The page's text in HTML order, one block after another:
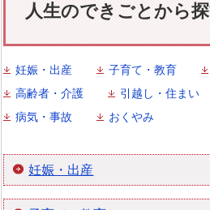
人生のできごとから
妊娠・出産 子育て・教育
高齢者・介護
引越し・住まい
病気・事故
おくやみ
妊娠・出産